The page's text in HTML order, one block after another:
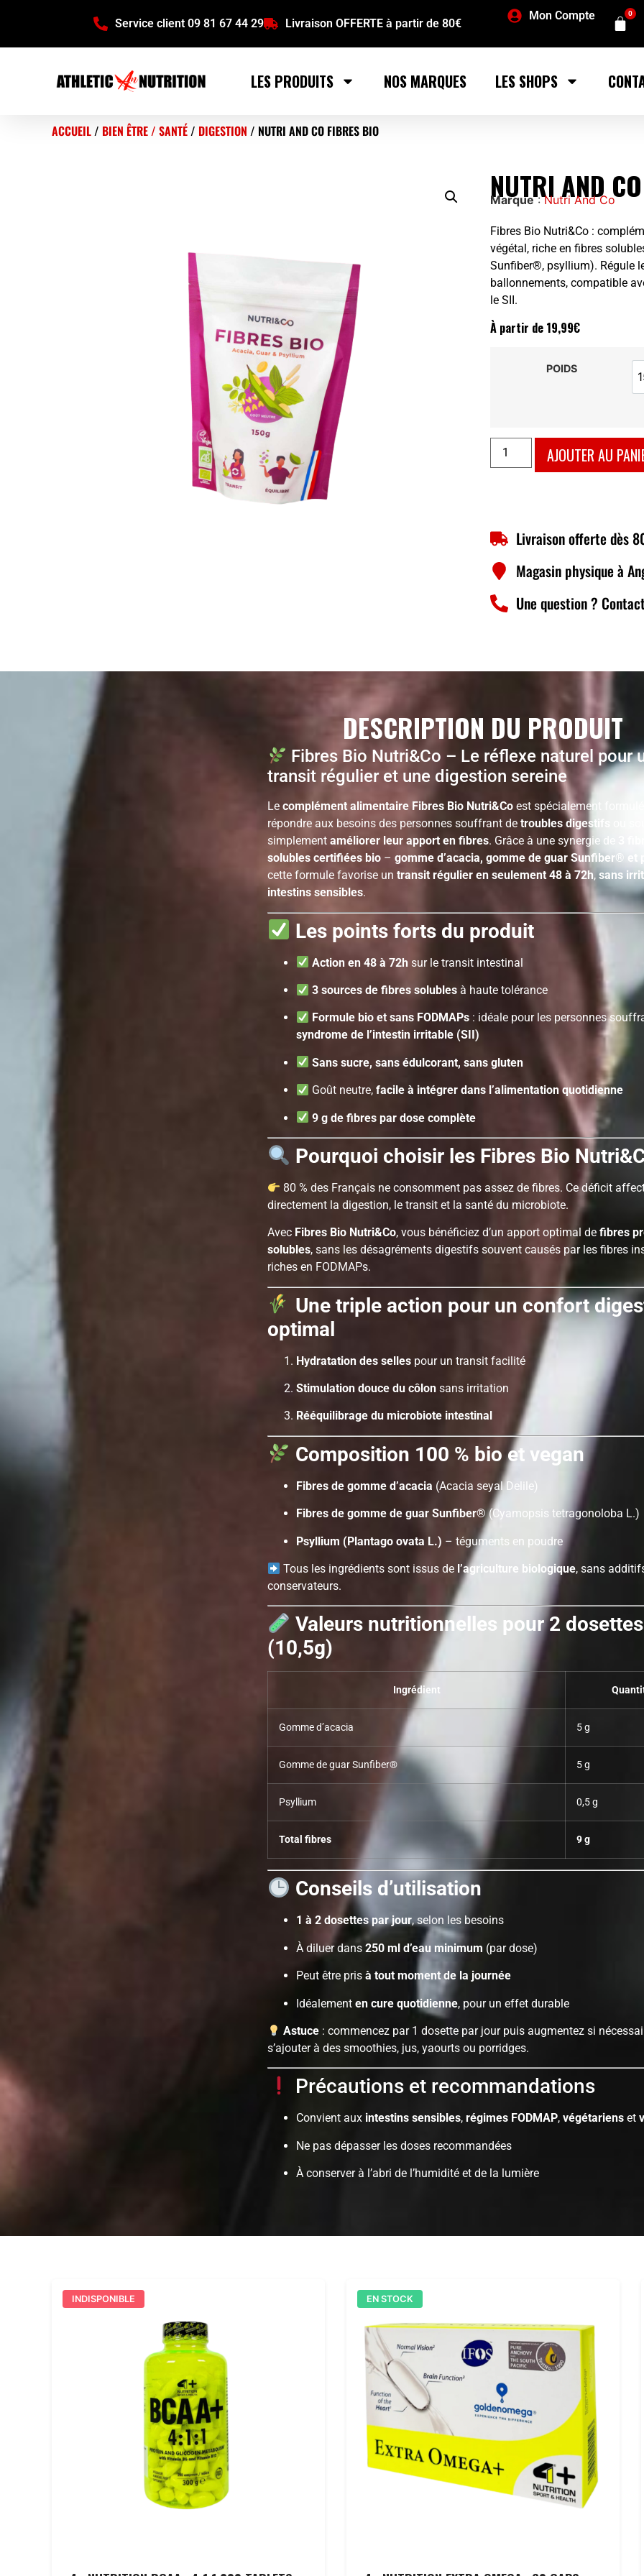
Service client 09 81 67 44 29 Livraison OFFERTE à partir de 80€
Mon Compte 0
LES PRODUITS NOS MARQUES LES SHOPS
ACCUEIL/ BIEN ÊTRE / SANTÉ/ DIGESTION / NUTRI AND CO FIBRES BIO
NUTRI AND
Marque:Nutri And Co
Fibres Bio Nutri&Co :
végétal, riche en fibres
Sunfiber®, psyllium). Régule
ballonnements, compatible
le SII.
À partir de 19,99€
POIDS
AJOUTER AU
Livraison offerte dès
Magasin physique à
Une question ?
DESCRIPTION DU PRODUIT
Fibres Bio Nutri&Co – Le réflexe naturel pour
transit régulier et une digestion sereine
Le complément alimentaire Fibres Bio Nutri&Co est spécialement
répondre aux besoins des personnes souffrant de troubles digestifs
simplement améliorer leur apport en fibres. Grâce à une synergie de
solubles certifiées bio – gomme d’acacia, gomme de guar Sunfiber® et
cette formule favorise un transit régulier en seulement 48 à 72h, sans
intestins sensibles.
Les points forts du produit
Action en 48 à 72h sur le transit intestinal
3 sources de fibres solubles à haute tolérance
Formule bio et sans FODMAPs : idéale pour les personnes
syndrome de l’intestin irritable (SII)
Sans sucre, sans édulcorant, sans gluten
Goût neutre,facile à intégrer dans l’alimentation quotidienne
9 g de fibres par dose complète
Pourquoi choisir les Fibres Bio
80 % des Français ne consomment pas assez de fibres. Ce déficit
directement la digestion, le transit et la santé du microbiote.
Avec Fibres Bio Nutri&Co, vous bénéficiez d’un apport optimal de fibres
solubles, sans les désagréments digestifs souvent causés par les fibres
riches en FODMAPs.
Une triple action pour un confort
optimal
Hydratation des selles pour un transit facilité
Stimulation douce du côlon sans irritation
Rééquilibrage du microbiote intestinal
Composition 100 % bio et vegan
Fibres de gomme d’acacia (Acacia seyal Delile)
Fibres de gomme de guar Sunfiber®(Cyamopsis tetragonoloba L.)
Psyllium (Plantago ovata L.) – téguments en poudre
Tous les ingrédients sont issus de l’agriculture biologique, sans
conservateurs.
Valeurs nutritionnelles pour 2 dosettes
(10,5g)
Ingrédient
Gomme d’acacia 5 g
Gomme de guar Sunfiber® 5 g
Psyllium 0,5 g
Total fibres 9 g
Conseils d’utilisation
1 à 2 dosettes par jour, selon les besoins
À diluer dans 250 ml d’eau minimum (par dose)
Peut être pris à tout moment de la journée
Idéalement en cure quotidienne, pour un effet durable
Astuce : commencez par 1 dosette par jour puis augmentez si
s’ajouter à des smoothies, jus, yaourts ou porridges.
Précautions et recommandations
Convient aux intestins sensibles, régimes FODMAP, végétariens et
Ne pas dépasser les doses recommandées
À conserver à l’abri de l’humidité et de la lumière
INDISPONIBLE EN STOCK